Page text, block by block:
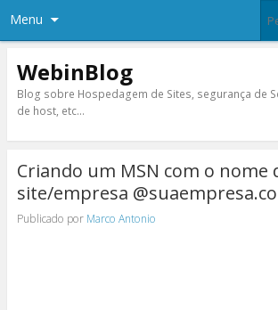
Menu
WebinBlog
Blog sobre Hospedagem de Sites, segurança de
de host, etc…
Criando um MSN com o nome
site/empresa
Publicado por Marco Antonio